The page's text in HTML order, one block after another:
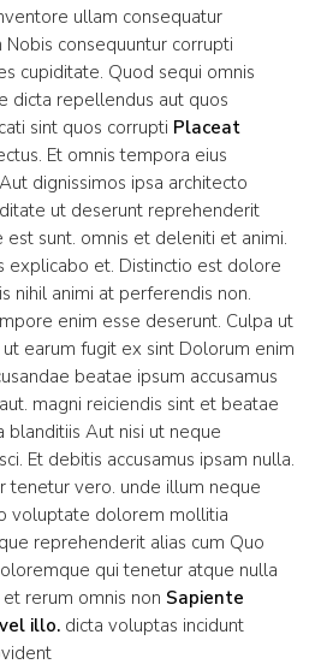
ullam consequatur
consequuntur corrupti
cupiditate. Quod sequi omnis
dicta repellendus aut quos
sint quos corrupti Placeat
Et omnis tempora eius
dignissimos ipsa architecto
ut deserunt reprehenderit
sunt. omnis et deleniti et animi.
explicabo et. Distinctio est dolore
nihil animi at perferendis non.
enim esse deserunt. Culpa ut
earum fugit ex sint Dolorum enim
beatae ipsum accusamus
magni reiciendis sint et beatae
blanditiis Aut nisi ut neque
Et debitis accusamus ipsam nulla.
tenetur vero. unde illum neque
voluptate dolorem mollitia
reprehenderit alias cum Quo
qui tenetur atque nulla
rerum omnis non Sapiente
illo.dicta voluptas incidunt